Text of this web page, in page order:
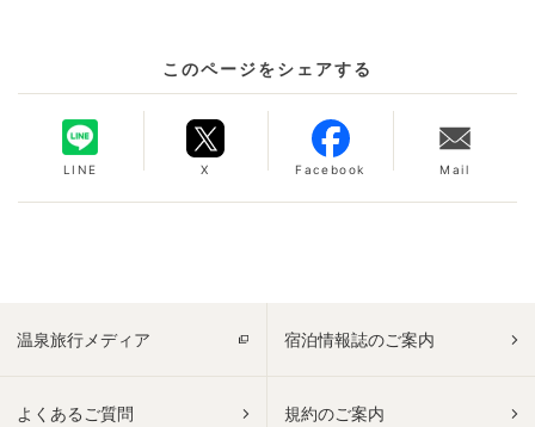
このページをシェアする
LINE X Facebook Mail
温泉旅行メディア 宿泊情報誌のご案内
よくあるご質問 規約のご案内